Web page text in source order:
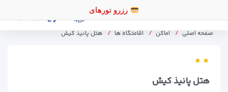
صفحه اصلی اماکن اقامتگاه ها هتل پانیذ کیش
هتل پانیذ کیش